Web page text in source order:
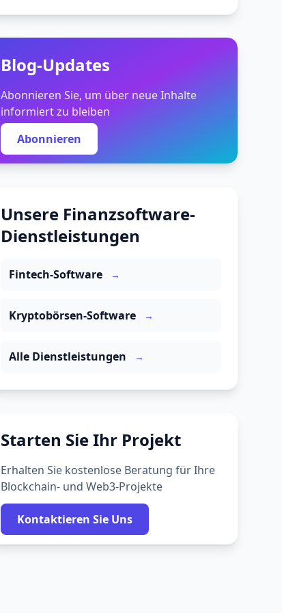
Blog-Updates
Abonnieren Sie, um über neue Inhalte
informiert zu bleiben
Abonnieren
Unsere Finanzsoftware-
Dienstleistungen
Fintech-Software →
Kryptobörsen-Software →
Alle Dienstleistungen →
Starten Sie Ihr Projekt
Erhalten Sie kostenlose Beratung für Ihre
Blockchain- und Web3-Projekte
Kontaktieren Sie Uns